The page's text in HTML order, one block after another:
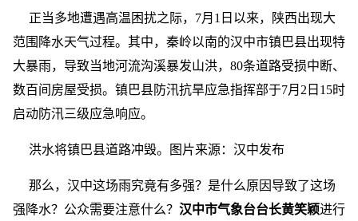
正当多地遭遇高温困扰之际，7月1日以来，陕西出现大
范围降水天气过程。其中，秦岭以南的汉中市镇巴县出现特
大暴雨，导致当地河流沟溪暴发山洪，80条道路受损中断、
数百间房屋受损。镇巴县防汛抗旱应急指挥部于7月2日15时
启动防汛三级应急响应。
洪水将镇巴县道路冲毁。图片来源：汉中发布
那么，汉中这场雨究竟有多强？是什么原因导致了这场
强降水？公众需要注意什么？ 汉中市气象台台长黄笑颖进行